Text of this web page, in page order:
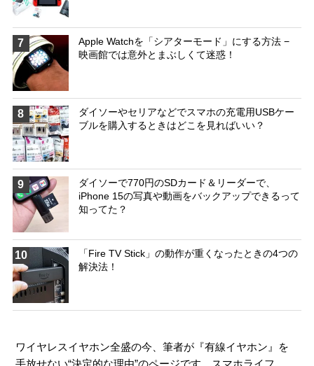
7
Apple Watchを「シアターモード」にする方法 −
映画館では意外とまぶしくて迷惑！
8
ダイソーやセリアなどでスマホの充電用USBケー
ブルを購入するときはどこを見ればいい？
9
ダイソーで770円のSDカード＆リーダーで、
iPhone 15の写真や動画をバックアップできるって
知ってた？
10
「Fire TV Stick」の動作が重くなったときの4つの
解決法！
ワイヤレスイヤホン全盛の今、筆者が『有線イヤホン』を
手放せない“決定的な理由”のページです。スマホライフ